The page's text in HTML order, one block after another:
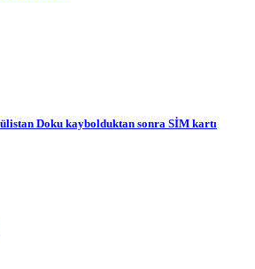
Doku kaybolduktan sonra SİM kartı